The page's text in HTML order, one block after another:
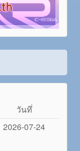
วันทึ่
2026-07-24